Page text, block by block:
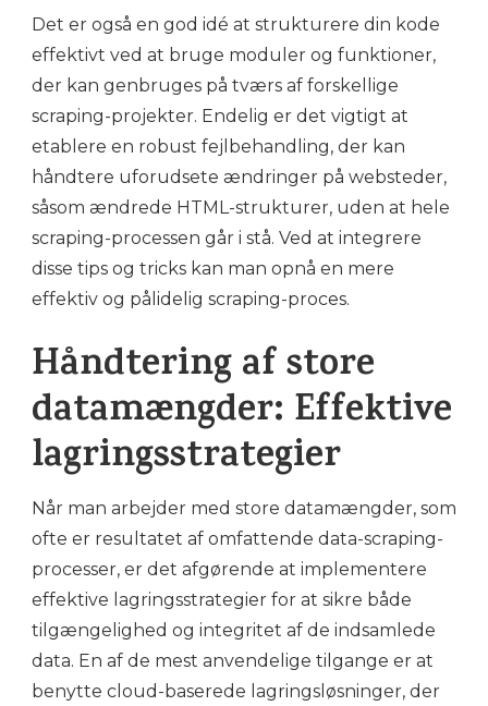
Det er også en god idé at strukturere din kode
effektivt ved at bruge moduler og funktioner,
der kan genbruges på tværs af forskellige
scraping-projekter. Endelig er det vigtigt at
etablere en robust fejlbehandling, der kan
håndtere uforudsete ændringer på websteder,
såsom ændrede HTML-strukturer, uden at hele
scraping-processen går i stå. Ved at integrere
disse tips og tricks kan man opnå en mere
effektiv og pålidelig scraping-proces.
Håndtering af store
datamængder: Effektive
lagringsstrategier
Når man arbejder med store datamængder, som
ofte er resultatet af omfattende data-scraping-
processer, er det afgørende at implementere
effektive lagringsstrategier for at sikre både
tilgængelighed og integritet af de indsamlede
data. En af de mest anvendelige tilgange er at
benytte cloud-baserede lagringsløsninger, der